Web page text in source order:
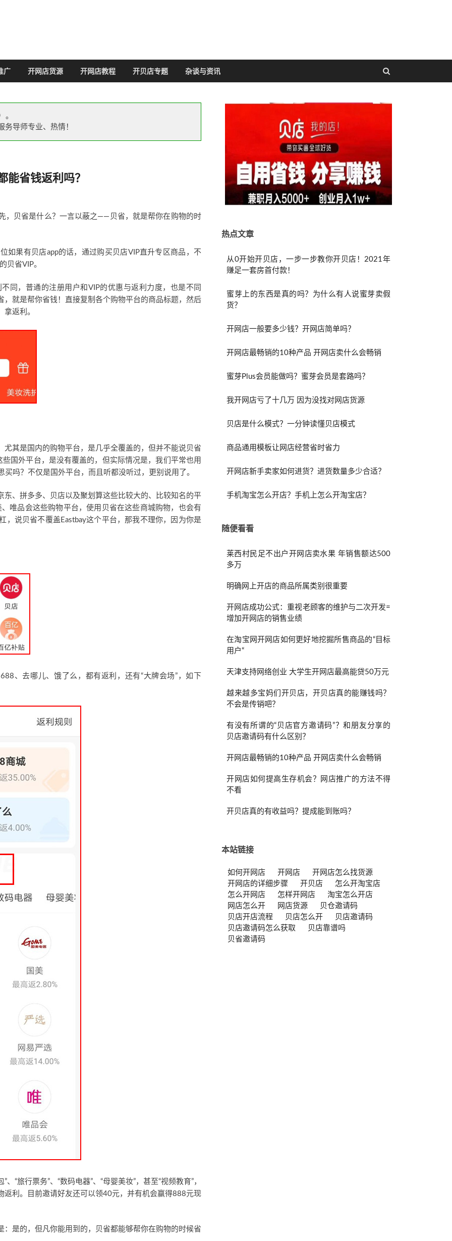
广 开网店货源 开网店教程 开贝店专题 杂谈与资讯
。
导师专业、热情！
能省钱返利吗？
，贝省是什么？一言以蔽之——贝省，就是帮你在购物的时
如果有贝店app的话，通过购买贝店VIP直升专区商品，不
贝省VIP。
同，普通的注册用户和VIP的优惠与返利力度，也是不同
就是帮你省钱！直接复制各个购物平台的商品标题，然后
返利。
其是国内的购物平台，是几乎全覆盖的，但并不能说贝省
些国外平台，是没有覆盖的，但实际情况是，我们平常也用
吗？不仅是国外平台，而且听都没听过，更别说用了。
、拼多多、贝店以及聚划算这些比较大的、比较知名的平
唯品会这些购物平台，使用贝省在这些商城购物，也会有
，说贝省不覆盖Eastbay这个平台，那我不理你，因为你是
、去哪儿、饿了么，都有返利，还有“大牌会场”，如下
“旅行票务”、“数码电器”、“母婴美妆”，甚至“视频教育”，
利。目前邀请好友还可以领40元，并有机会赢得888元现
是的，但凡你能用到的，贝省都能够帮你在购物的时候省
热点文章
从0开始开贝店，一步一步教你开贝店！2021年
赚足一套房首付款！
蜜芽上的东西是真的吗？为什么有人说蜜芽卖假
货？
开网店一般要多少钱？开网店简单吗？
开网店最畅销的10种产品 开网店卖什么会畅销
蜜芽Plus会员能做吗？蜜芽会员是套路吗？
我开网店亏了十几万 因为没找对网店货源
贝店是什么模式？一分钟读懂贝店模式
商品通用模板让网店经营省时省力
开网店新手卖家如何进货？进货数量多少合适？
手机淘宝怎么开店？手机上怎么开淘宝店？
随便看看
莱西村民足不出户开网店卖水果 年销售额达500
多万
明确网上开店的商品所属类别很重要
开网店成功公式：重视老顾客的维护与二次开发=
增加开网店的销售业绩
在淘宝网开网店如何更好地挖掘所售商品的“目标
用户“
天津支持网络创业 大学生开网店最高能贷50万元
越来越多宝妈们开贝店，开贝店真的能赚钱吗？
不会是传销吧？
有没有所谓的“贝店官方邀请码”？和朋友分享的
贝店邀请码有什么区别？
开网店最畅销的10种产品 开网店卖什么会畅销
开网店如何提高生存机会？网店推广的方法不得
不看
开贝店真的有收益吗？提成能到账吗？
本站链接
如何开网店 开网店
开网店怎么找货源
开网店的详细步骤
开贝店
怎么开淘宝店
怎么开网店
怎样开网店
淘宝怎么开店
网店怎么开
网店货源
贝仓邀请码
贝店开店流程
贝店怎么开
贝店邀请码
贝店邀请码怎么获取
贝店靠谱吗
贝省邀请码